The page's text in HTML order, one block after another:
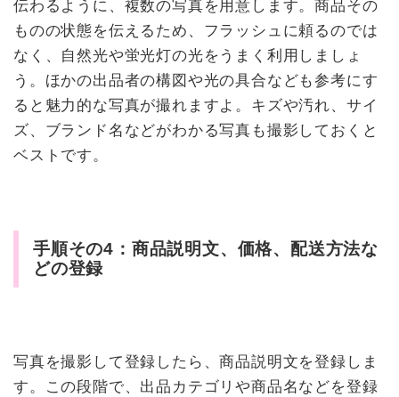
伝わるように、複数の写真を用意します。商品その
ものの状態を伝えるため、フラッシュに頼るのでは
なく、自然光や蛍光灯の光をうまく利用しましょ
う。ほかの出品者の構図や光の具合なども参考にす
ると魅力的な写真が撮れますよ。キズや汚れ、サイ
ズ、ブランド名などがわかる写真も撮影しておくと
ベストです。
手順その4：商品説明文、価格、配送方法な
どの登録
写真を撮影して登録したら、商品説明文を登録しま
す。この段階で、出品カテゴリや商品名などを登録